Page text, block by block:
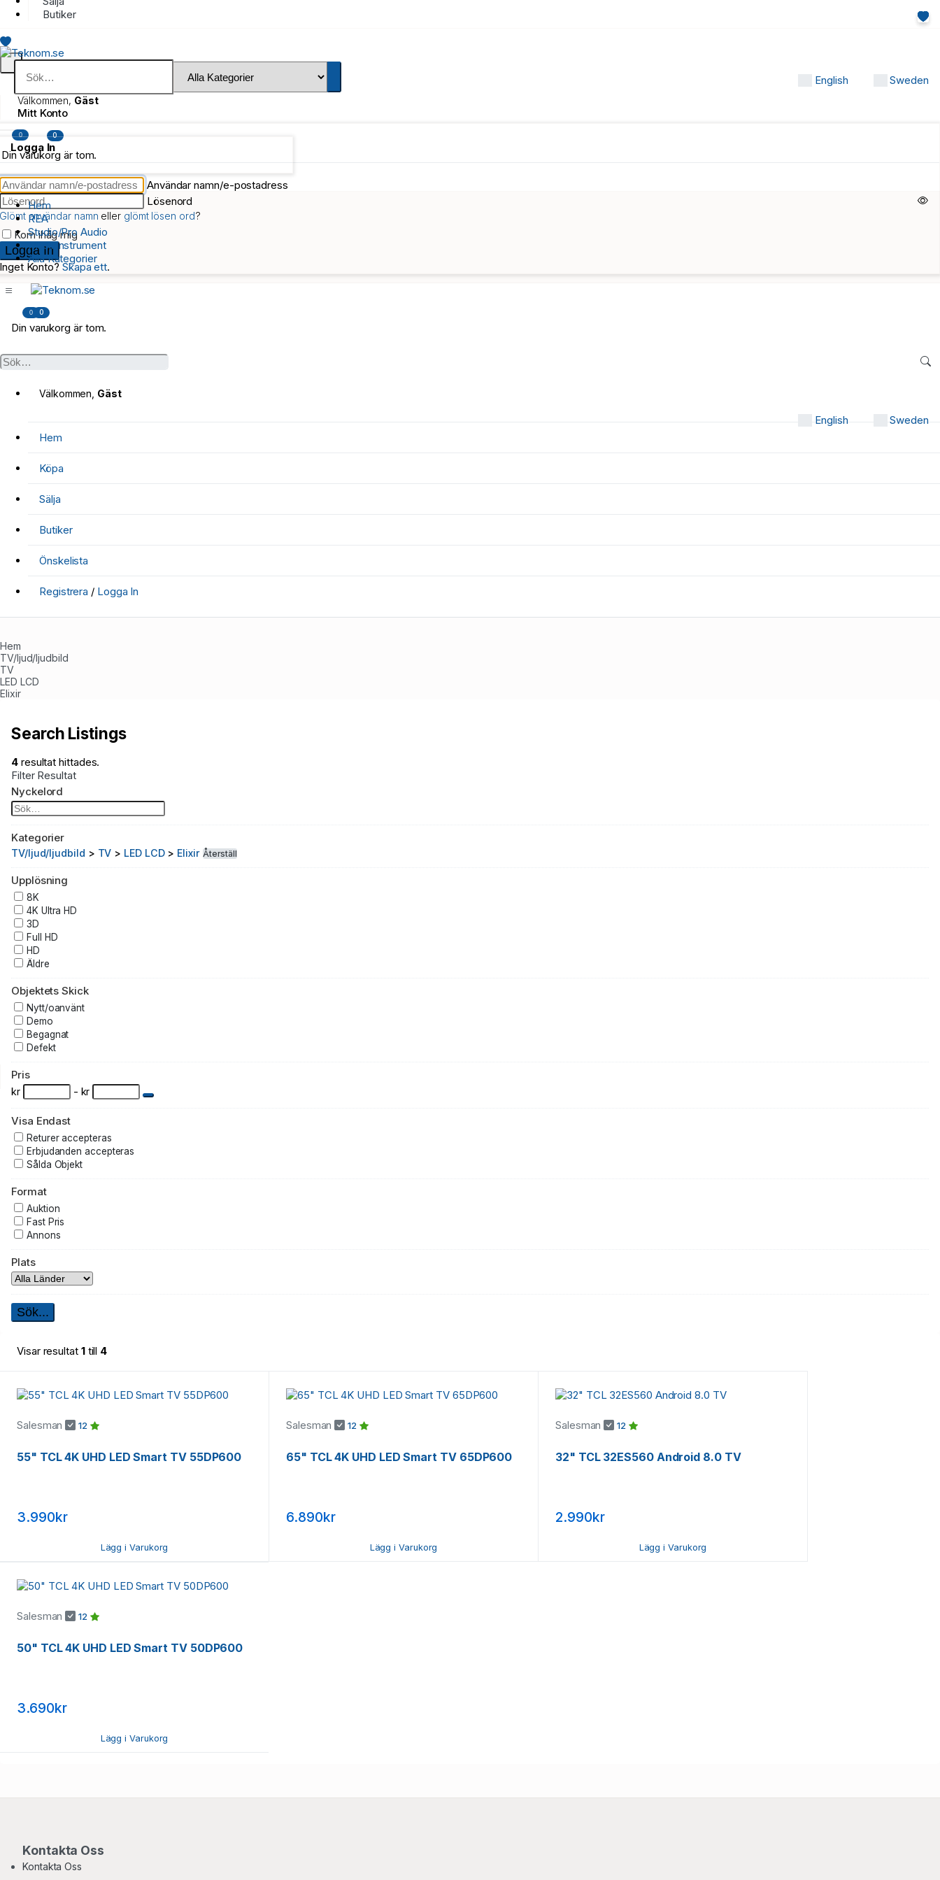
Butiker
English Sweden
Välkommen, Gäst
Mitt Konto
Logga In
Användar namn/e-postadress
Lösenord
Glömt användar namn eller glömt lösen ord?
Kom ihåg mig
Inget Konto?Skapa ett.
0 0
Din varukorg är tom.
Hem
REA
Studio/Pro Audio
Musikinstrument
Alla Kategorier
0 0
Din varukorg är tom.
Välkommen, Gäst
English
Sweden
Hem
Köpa
Sälja
Butiker
Önskelista
Registrera / Logga In
Hem
TV/ljud/ljudbild
TV
LED LCD
Elixir
Search Listings
4 resultat hittades.
Filter Resultat
Nyckelord
Kategorier
TV/ljud/ljudbild > TV > LED LCD> Elixir Återställ
Upplösning
8K
4K Ultra HD
3D
Full HD
HD
Äldre
Objektets Skick
Nytt/oanvänt
Demo
Begagnat
Defekt
Pris
kr - kr
Visa Endast
Returer accepteras
Erbjudanden accepteras
Sålda Objekt
Format
Auktion
Fast Pris
Annons
Plats
Visar resultat 1 till 4
Salesman 12
55" TCL 4K UHD LED Smart TV 55DP600
3.990kr
Lägg i Varukorg
Salesman 12
65" TCL 4K UHD LED Smart TV 65DP600
6.890kr
Lägg i Varukorg
Salesman 12
32" TCL 32ES560 Android 8.0 TV
2.990kr
Lägg i Varukorg
Salesman 12
50" TCL 4K UHD LED Smart TV 50DP600
3.690kr
Lägg i Varukorg
Kontakta Oss
Kontakta Oss